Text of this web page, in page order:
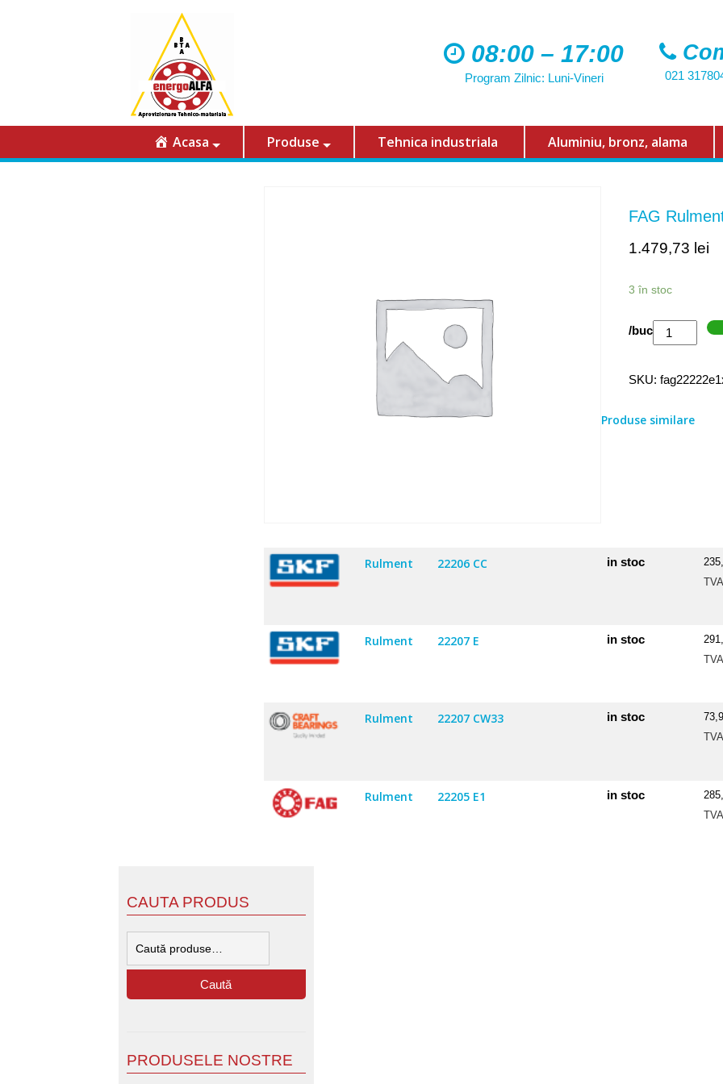
08:00 – 17:00
Program Zilnic: Luni-Vineri 021
Acasa Produse Tehnica industriala Aluminiu, bronz, alama
FAG
1.479,73 lei
3 în stoc
Cantitate
/buc
SKU:
Produse similare
Rulment 22206 CC in stoc
TVA
Rulment 22207 E in stoc
TVA
Rulment 22207 CW33 in stoc
TVA
Rulment 22205 E1 in stoc
TVA
CAUTA PRODUS
Caută
PRODUSELE NOSTRE